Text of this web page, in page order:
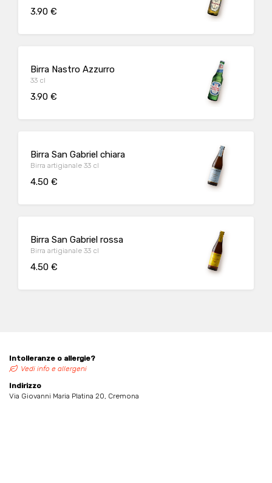
3.90 €
Birra Nastro Azzurro
33 cl
3.90 €
Birra San Gabriel chiara
Birra artigianale 33 cl
4.50 €
Birra San Gabriel rossa
Birra artigianale 33 cl
4.50 €
Intolleranze o allergie?
Vedi info e allergeni
Indirizzo
Via Giovanni Maria Platina 20, Cremona